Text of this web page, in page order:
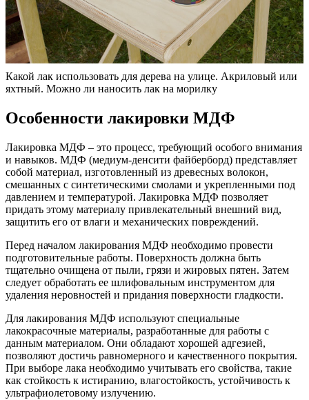
Какой лак использовать для дерева на улице. Акриловый или
яхтный. Можно ли наносить лак на морилку
Особенности лакировки МДФ
Лакировка МДФ – это процесс, требующий особого внимания
и навыков. МДФ (медиум-денсити файберборд) представляет
собой материал, изготовленный из древесных волокон,
смешанных с синтетическими смолами и укрепленными под
давлением и температурой. Лакировка МДФ позволяет
придать этому материалу привлекательный внешний вид,
защитить его от влаги и механических повреждений.
Перед началом лакирования МДФ необходимо провести
подготовительные работы. Поверхность должна быть
тщательно очищена от пыли, грязи и жировых пятен. Затем
следует обработать ее шлифовальным инструментом для
удаления неровностей и придания поверхности гладкости.
Для лакирования МДФ используют специальные
лакокрасочные материалы, разработанные для работы с
данным материалом. Они обладают хорошей адгезией,
позволяют достичь равномерного и качественного покрытия.
При выборе лака необходимо учитывать его свойства, такие
как стойкость к истиранию, влагостойкость, устойчивость к
ультрафиолетовому излучению.